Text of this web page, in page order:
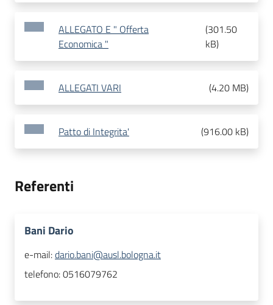
ALLEGATO E " Offerta
Economica "
(301.50
kB)
ALLEGATI VARI (4.20 MB)
Patto di Integrita' (916.00 kB)
Referenti
Bani Dario
e-mail:dario.bani@ausl.bologna.it
telefono:0516079762